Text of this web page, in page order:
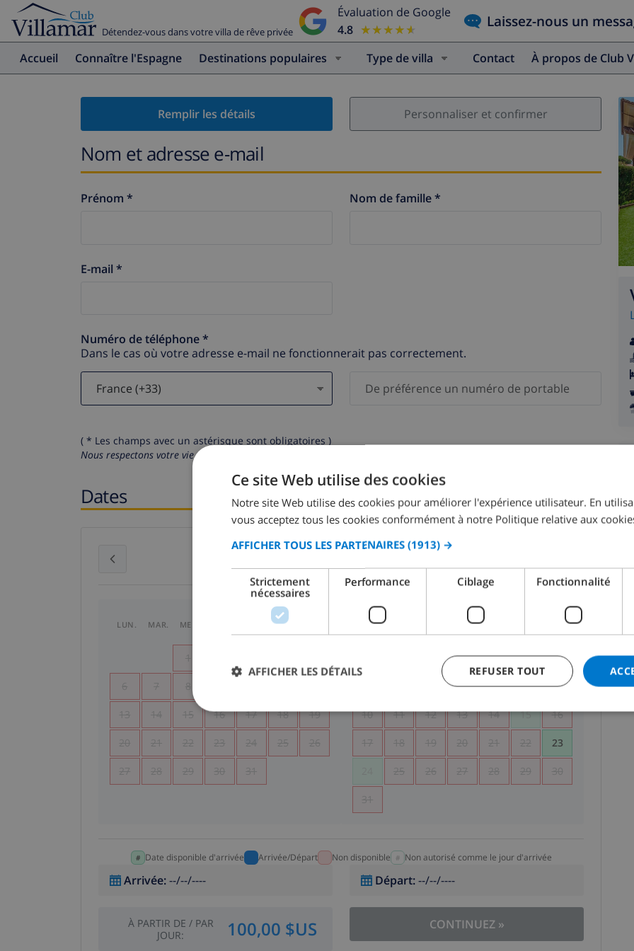
Détendez-vous dans votre villa de rêve privée
Évaluation de Google
4.8 ★★★★★
★★★★★ Laissez-nous un
Accueil Connaître l'Espagne Destinations populaires Type de villa Contact À propos de Club
Remplir les détails Personnaliser et confirmer
Nom et adresse e-mail
Prénom * Nom de famille *
E-mail *
Numéro de téléphone *
Dans le cas où votre adresse e-mail ne fonctionnerait pas correctement.
( * Les champs avec un astérisque sont obligatoires )
Nous respectons votre vie privée.
Dates
LUN. MAR. MER. SAM.
1
6 7 8
13 14 15 16 17 18 19
20 21 22 23 24 25 26
27 28 29 30 31
LUN. JEU. DIM.
1 2
6 7 8 9
10 11 12 13 14 15 16
17 18 19 20 21 22 23
25 26 27 28 29 30
31
Date disponible d'arrivée Arrivée/Départ Non disponible Non autorisé comme le jour d'arrivée
Arrivée:--/--/---- Départ:--/--/----
À PARTIR DE / PAR
JOUR: 100,00 $US CONTINUEZ»
Ce site Web utilise des cookies
Notre site Web utilise des cookies pour améliorer l'expérience utilisateur. En
vous acceptez tous les cookies conformément à notre Politique relative aux
AFFICHER TOUS LES PARTENAIRES (1913) →
Strictement
nécessaires
Performance Ciblage Fonctionnalité
REFUSER TOUT
AFFICHER LES DÉTAILS